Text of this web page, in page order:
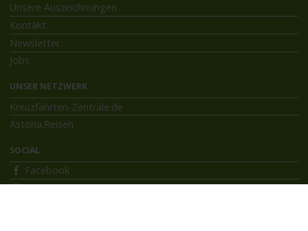
Unsere Auszeichnungen
Kontakt
Newsletter
Jobs
UNSER NETZWERK
Kreuzfahrten-Zentrale.de
Astoria.Reisen
SOCIAL
Facebook
Instagram